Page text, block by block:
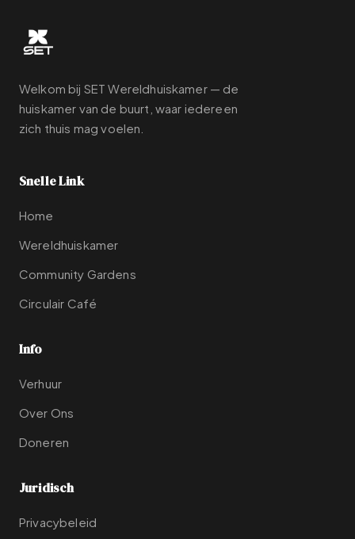
Welkom bij SET Wereldhuiskamer — de
huiskamer van de buurt, waar iedereen
zich thuis mag voelen.
Snelle Link
Home
Wereldhuiskamer
Community Gardens
Circulair Café
Info
Verhuur
Over Ons
Doneren
Juridisch
Privacybeleid